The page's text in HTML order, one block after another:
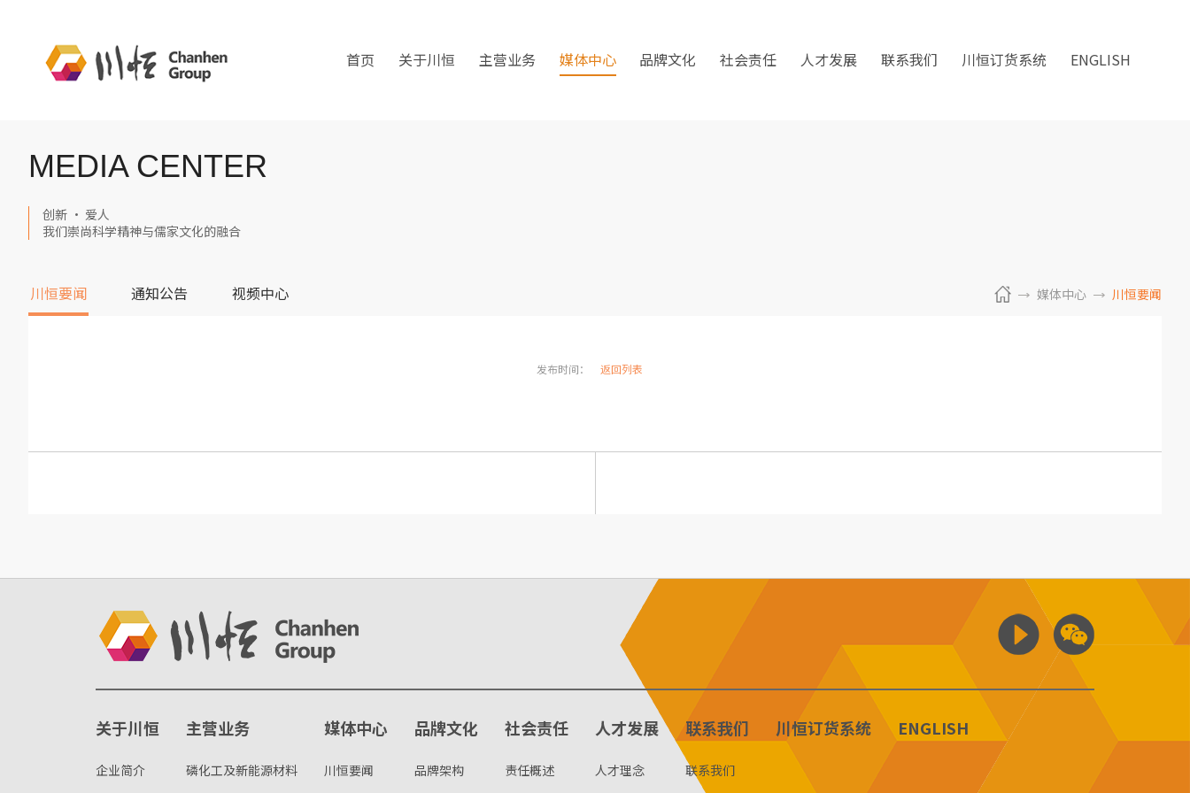
首页 关于川恒 主营业务 媒体中心 品牌文化 社会责任 人才发展 联系我们 川恒订货系统 ENGLISH
MEDIA CENTER
创新 · 爱人
我们崇尚科学精神与儒家文化的融合
川恒要闻 通知公告 视频中心 媒体中心 川恒要闻
发布时间： 返回列表
关于川恒
企业简介
主营业务
磷化工及新能源材料
媒体中心
川恒要闻
品牌文化
品牌架构
社会责任
责任概述
人才发展
人才理念
联系我们
联系我们
川恒订货系统 ENGLISH